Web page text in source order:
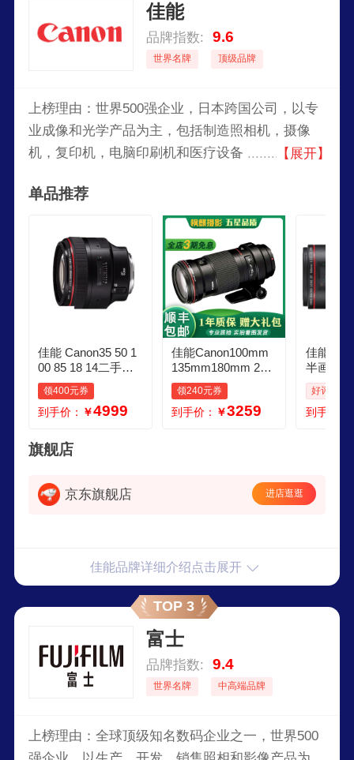
佳能
品牌指数: 9.6
世界名牌 顶级品牌
上榜理由：世界500强企业，日本跨国公司，以专
业成像和光学产品为主，包括制造照相机，摄像
机，复印机，电脑印刷机和医疗设备，业务范围广
的综合集团，佳能在全球有四个区域性销售总部，
分别位于美洲、欧洲、亚洲和日本，不断推出创新
的产品，以满足日新月异的产品需求。
【展开】
单品推荐
佳能 Canon35 50 1
00 85 18 14二手单
反镜头百微距大光
圈人像红圈定焦转R
F 佳能EF 85mm f12
领400元券
到手价： ￥4999
佳能Canon100mm
135mm180mm 200
m人像定焦单反镜
头二手镜头新百微
红圈微距口腔 佳能1
领240元券
到手价： ￥3259
佳能
半画幅
三元镜
定焦镜
全画幅
好评率:
到手价：
旗舰店
京东旗舰店 进店逛逛
佳能品牌详细介绍点击展开
TOP 3
富士
品牌指数: 9.4
世界名牌 中高端品牌
上榜理由：全球顶级知名数码企业之一，世界500